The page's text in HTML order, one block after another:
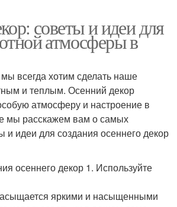
советы и идеи для
атмосферы в
всегда хотим сделать наше
и теплым. Осенний декор
атмосферу и настроение в
мы расскажем вам о самых
и идеи для создания осеннего декор
осеннего декор 1. Используйте
яркими и насыщенными